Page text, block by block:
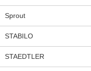
Sprout
STABILO
STAEDTLER